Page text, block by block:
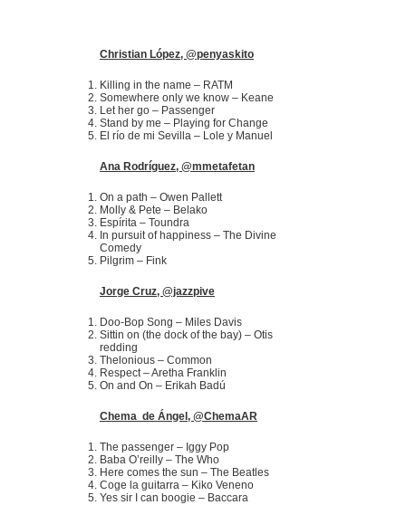
Christian López, @penyaskito
Killing in the name – RATM
Somewhere only we know – Keane
Let her go – Passenger
Stand by me – Playing for Change
El río de mi Sevilla – Lole y Manuel
Ana Rodríguez, @mmetafetan
On a path – Owen Pallett
Molly & Pete – Belako
Espírita – Toundra
In pursuit of happiness – The Divine
Comedy
Pilgrim – Fink
Jorge Cruz, @jazzpive
Doo-Bop Song – Miles Davis
Sittin on (the dock of the bay) – Otis
redding
Thelonious – Common
Respect – Aretha Franklin
On and On – Erikah Badú
Chema de Ángel, @ChemaAR
The passenger – Iggy Pop
Baba O’reilly – The Who
Here comes the sun – The Beatles
Coge la guitarra – Kiko Veneno
Yes sir I can boogie – Baccara